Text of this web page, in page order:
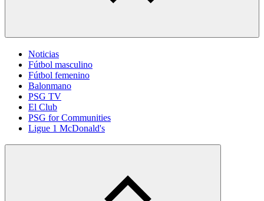
Noticias
Fútbol masculino
Fútbol femenino
Balonmano
PSG TV
El Club
PSG for Communities
Ligue 1 McDonald's